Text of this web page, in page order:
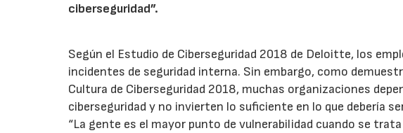
ciberseguridad”.
Según el Estudio de Ciberseguridad 2018 de Deloitte, los
incidentes de seguridad interna. Sin embargo, como
Cultura de Ciberseguridad 2018, muchas organizaciones
ciberseguridad y no invierten lo suficiente en lo que debería
“La gente es el mayor punto de vulnerabilidad cuando se